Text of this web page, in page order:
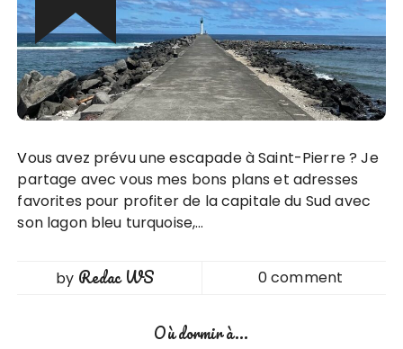
Vous avez prévu une escapade à Saint-Pierre ? Je
partage avec vous mes bons plans et adresses
favorites pour profiter de la capitale du Sud avec
son lagon bleu turquoise,…
by Redac WS 0 comment
Où dormir à...